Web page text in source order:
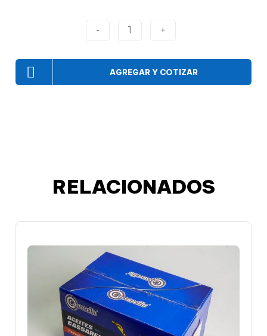
- 1 +
AGREGAR Y COTIZAR
RELACIONADOS